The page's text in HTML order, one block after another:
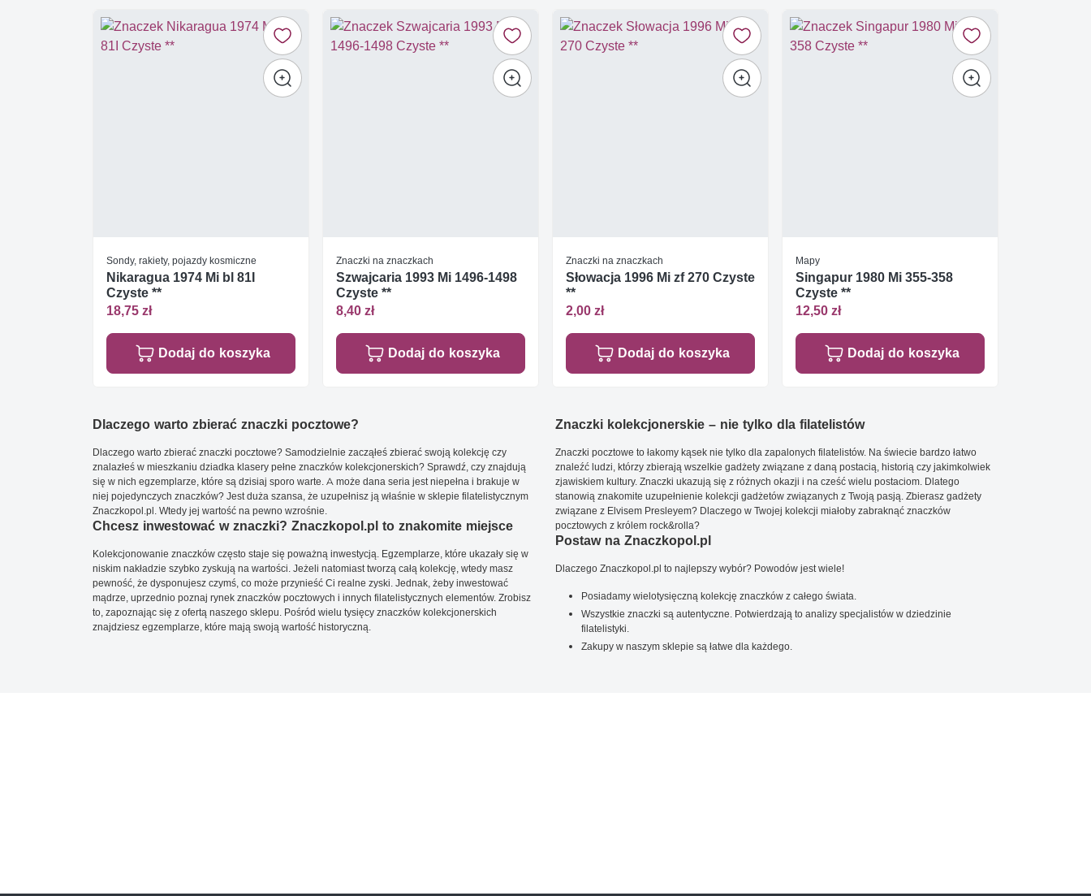
Sondy, rakiety, pojazdy kosmiczne
Nikaragua 1974 Mi bl 81I
Czyste **
18,75 zł
Dodaj do koszyka
Znaczki na znaczkach
Szwajcaria 1993 Mi 1496-1498
Czyste **
8,40 zł
Dodaj do koszyka
Znaczki na znaczkach
Słowacja 1996 Mi zf 270 Czyste
**
2,00 zł
Dodaj do koszyka
Mapy
Singapur 1980 Mi 355-358
Czyste **
12,50 zł
Dodaj do koszyka
Dlaczego warto zbierać znaczki pocztowe?
Dlaczego warto zbierać znaczki pocztowe? Samodzielnie zacząłeś zbierać swoją kolekcję czy
znalazłeś w mieszkaniu dziadka klasery pełne znaczków kolekcjonerskich? Sprawdź, czy znajdują
się w nich egzemplarze, które są dzisiaj sporo warte. A może dana seria jest niepełna i brakuje w
niej pojedynczych znaczków? Jest duża szansa, że uzupełnisz ją właśnie w sklepie filatelistycznym
Znaczkopol.pl. Wtedy jej wartość na pewno wzrośnie.
Chcesz inwestować w znaczki? Znaczkopol.pl to znakomite miejsce
Kolekcjonowanie znaczków często staje się poważną inwestycją. Egzemplarze, które ukazały się w
niskim nakładzie szybko zyskują na wartości. Jeżeli natomiast tworzą całą kolekcję, wtedy masz
pewność, że dysponujesz czymś, co może przynieść Ci realne zyski. Jednak, żeby inwestować
mądrze, uprzednio poznaj rynek znaczków pocztowych i innych filatelistycznych elementów. Zrobisz
to, zapoznając się z ofertą naszego sklepu. Pośród wielu tysięcy znaczków kolekcjonerskich
znajdziesz egzemplarze, które mają swoją wartość historyczną.
Znaczki kolekcjonerskie – nie tylko dla filatelistów
Znaczki pocztowe to łakomy kąsek nie tylko dla zapalonych filatelistów. Na świecie bardzo łatwo
znaleźć ludzi, którzy zbierają wszelkie gadżety związane z daną postacią, historią czy jakimkolwiek
zjawiskiem kultury. Znaczki ukazują się z różnych okazji i na cześć wielu postaciom. Dlatego
stanowią znakomite uzupełnienie kolekcji gadżetów związanych z Twoją pasją. Zbierasz gadżety
związane z Elvisem Presleyem? Dlaczego w Twojej kolekcji miałoby zabraknąć znaczków
pocztowych z królem rock&rolla?
Postaw na Znaczkopol.pl
Dlaczego Znaczkopol.pl to najlepszy wybór? Powodów jest wiele!
Posiadamy wielotysięczną kolekcję znaczków z całego świata.
Wszystkie znaczki są autentyczne. Potwierdzają to analizy specjalistów w dziedzinie
filatelistyki.
Zakupy w naszym sklepie są łatwe dla każdego.